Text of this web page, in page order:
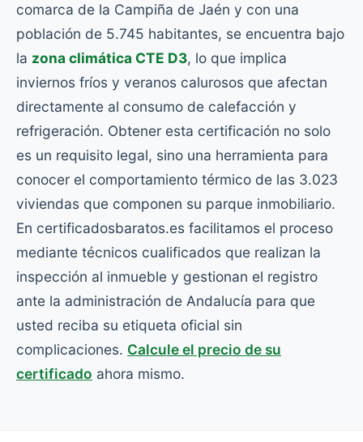
comarca de la Campiña de Jaén y con una
población de 5.745 habitantes, se encuentra bajo
la zona climática CTE D3, lo que implica
inviernos fríos y veranos calurosos que afectan
directamente al consumo de calefacción y
refrigeración. Obtener esta certificación no solo
es un requisito legal, sino una herramienta para
conocer el comportamiento térmico de las 3.023
viviendas que componen su parque inmobiliario.
En certificadosbaratos.es facilitamos el proceso
mediante técnicos cualificados que realizan la
inspección al inmueble y gestionan el registro
ante la administración de Andalucía para que
usted reciba su etiqueta oficial sin
complicaciones. Calcule el precio de su
certificado ahora mismo.